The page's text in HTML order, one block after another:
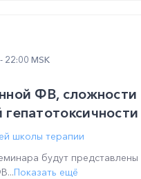
22:00 MSK
ФВ, сложности
школы терапии
будут
Показать ещё